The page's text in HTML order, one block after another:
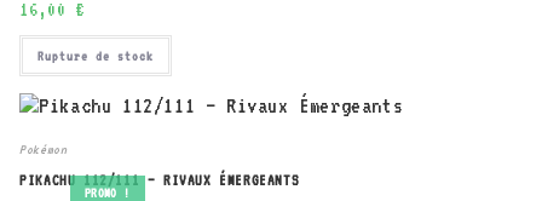
16,00 €
Rupture de stock
PROMO !
Pokémon
PIKACHU 112/111 – RIVAUX ÉMERGEANTS